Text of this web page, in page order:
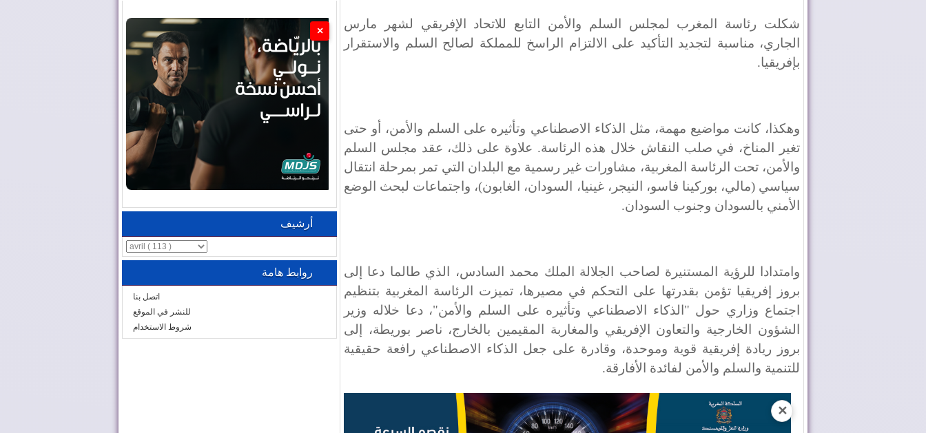
شكلت رئاسة المغرب لمجلس السلم والأمن التابع للاتحاد الإفريقي لشهر مارس
الجاري، مناسبة لتجديد التأكيد على الالتزام الراسخ للمملكة لصالح السلم والاستقرار
بإفريقيا.
وهكذا، كانت مواضيع مهمة، مثل الذكاء الاصطناعي وتأثيره على السلم والأمن، أو حتى
تغير المناخ، في صلب النقاش خلال هذه الرئاسة. علاوة على ذلك، عقد مجلس السلم
والأمن، تحت الرئاسة المغربية، مشاورات غير رسمية مع البلدان التي تمر بمرحلة انتقال
سياسي (مالي، بوركينا فاسو، النيجر، غينيا، السودان، الغابون)، واجتماعات لبحث الوضع
الأمني ​​بالسودان وجنوب السودان.
وامتدادا للرؤية المستنيرة لصاحب الجلالة الملك محمد السادس، الذي طالما دعا إلى
بروز إفريقيا تؤمن بقدرتها على التحكم في مصيرها، تميزت الرئاسة المغربية بتنظيم
اجتماع وزاري حول "الذكاء الاصطناعي وتأثيره على السلم والأمن"، دعا خلاله وزير
الشؤون الخارجية والتعاون الإفريقي والمغاربة المقيمين بالخارج، ناصر بوريطة، إلى
بروز ريادة إفريقية قوية وموحدة، وقادرة على جعل الذكاء الاصطناعي رافعة حقيقية
للتنمية والسلم والأمن لفائدة الأفارقة.
✕
×
أرشيف
روابط هامة
اتصل بنا
للنشر في الموقع
شروط الاستخدام